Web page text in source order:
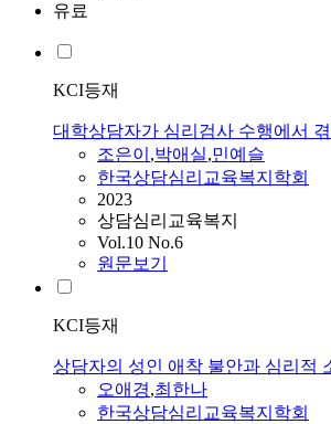
유료
KCI등재
대학상담자가 심리검사 수행에서
조은이 ,박애실,민예슬
한국상담심리교육복지학회
2023
상담심리교육복지
Vol.10 No.6
원문보기
KCI등재
상담자의 성인 애착 불안과 심리적
오애경,최한나
한국상담심리교육복지학회